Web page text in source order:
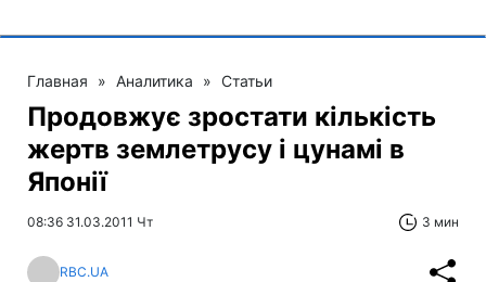
Главная » Аналитика » Статьи
Продовжує зростати кількість
жертв землетрусу і цунамі в
Японії
08:36 31.03.2011 Чт 3 мин
RBC.UA